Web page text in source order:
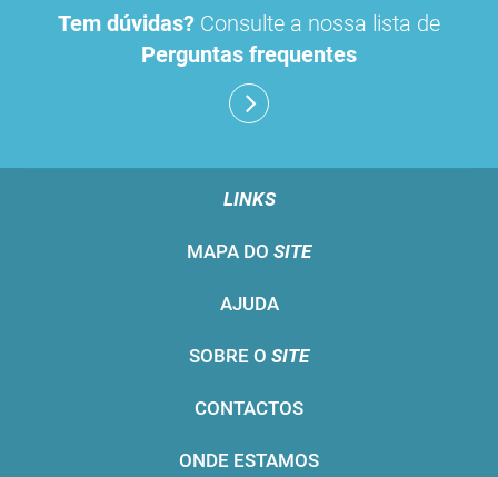
Tem dúvidas? Consulte a nossa lista de
Perguntas frequentes
LINKS
MAPA DO SITE
AJUDA
SOBRE O SITE
CONTACTOS
ONDE ESTAMOS